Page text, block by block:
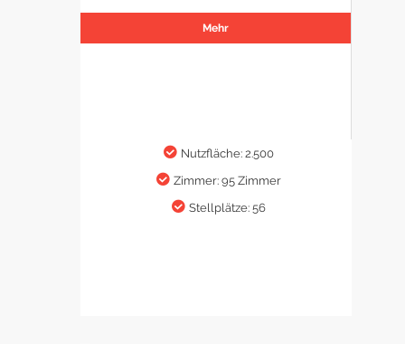
Mehr
Nutzfläche: 2.500
Zimmer: 95 Zimmer
Stellplätze: 56